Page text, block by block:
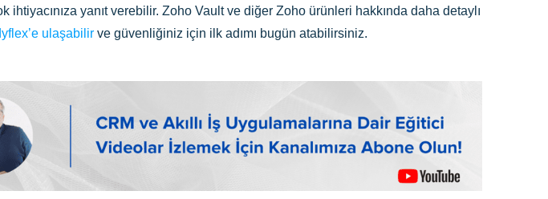
yanıt verebilir. Zoho Vault ve diğer Zoho ürünleri hakkında daha detaylı
ulaşabilirve güvenliğiniz için ilk adımı bugün atabilirsiniz.